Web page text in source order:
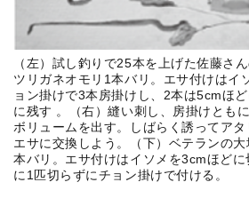
（左）試し釣りで25本を上げた佐藤さ
ツリガネオモリ1本バリ。エサ付けはイ
ョン掛けで3本房掛けし、2本は5cmほ
に残す 。（右）縫い刺し、房掛けとも
ボリュームを出す。しばらく誘ってア
エサに交換しよう。（下）ベテランの
本バリ。エサ付けはイソメを3cmほど
に1匹切らずにチョン掛けで付ける。